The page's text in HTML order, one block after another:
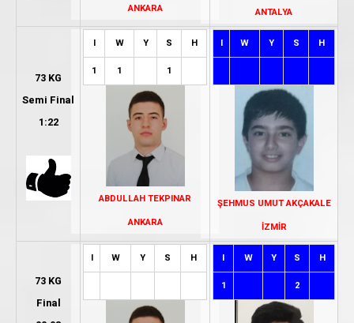
ANKARA
ANTALYA
73 KG
Semi Final
1:22
I W Y S H
1 1 1
ABDULLAH TEKPINAR
ANKARA
I W Y S H
ŞEHMUS UMUT AKÇAKALE
İZMİR
73 KG
Final
I W Y S H I W Y S H
1 2